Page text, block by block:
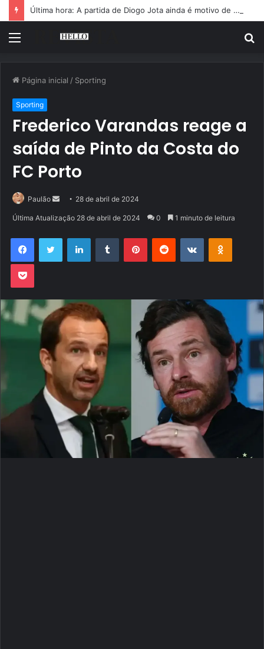
Última hora: A partida de Diogo Jota ainda é motivo de choro
Menu
Página inicial / Sporting
Sporting
Frederico Varandas reage a
saída de Pinto da Costa do
FC Porto
Paulão
Mande
mail
28 de abril de 2024
Última Atualização 28 de abril de 2024 0 1 minuto de leitura
FacebookTwitter LinkedinTumblr PinterestReddit VK OK
Pocket